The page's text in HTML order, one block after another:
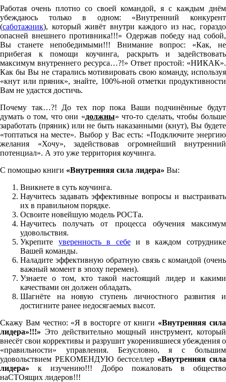
Работая очень плотно со своей командой, я с каждым днём
убеждаюсь только в одном: «Внутренний конкурент
(саботажник), который живёт внутри каждого из нас, гораздо
опасней внешнего противника!!!» Одержав победу над собой,
Вы станете непобедимыми!!! Внимание вопрос: «Как, не
прибегая к помощи коучинга, раскрыть и задействовать
максимум внутреннего ресурса…?!» Ответ простой: «НИКАК».
Как бы Вы не старались мотивировать свою команду, используя
«кнут или пряник», знайте, 100%-ной отметки продуктивности
Вам не удастся достичь.
Почему так…?! До тех пор пока Ваши подчинённые будут
думать о том, что они «должны» что-то сделать, чтобы больше
заработать (пряник) или не быть наказанными (кнут), Вы будете
«топтаться на месте». Выбор у Вас есть: «Подключите энергию
желания «Хочу», задействовав огромнейший внутренний
потенциал». А это уже территория коучинга.
С помощью книги «Внутренняя сила лидера» Вы:
Вникнете в суть коучинга.
Научитесь задавать эффективные вопросы и выстраивать
их в правильном порядке.
Освоите новейшую модель РОСТа.
Научитесь получать от процесса обучения максимум
удовольствия.
Укрепите уверенность в себеи в каждом сотруднике
Вашей команды.
Наладите эффективную обратную связь с командой (очень
важный момент в эпоху перемен).
Узнаете о том, кто такой настоящий лидер и какими
качествами он должен обладать.
Шагнёте на новую ступень личностного развития и
достигните ранее недосягаемых высот.
Скажу Вам честно: «Я в восторге от книги «Внутренняя сила
лидера»!!!» Это действительно мощный инструмент, который
внесёт свои коррективы и разрушит укоренившиеся убеждения о
«правильности» управления. Безусловно, я с большим
удовольствием РЕКОМЕНДУЮ бестселлер «Внутренняя сила
лидера»к изучению!!! Добро пожаловать в общество
наСТОящих лидеров!!!